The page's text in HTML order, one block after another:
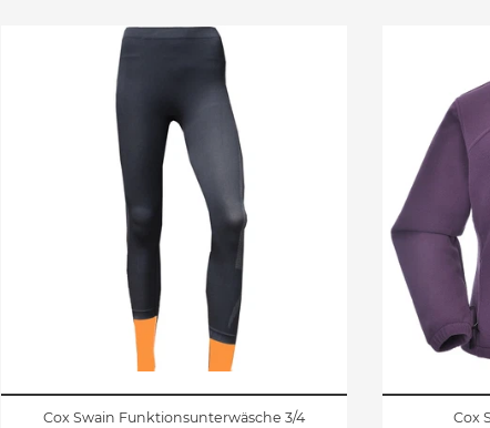
Cox Swain Funktionsunterwäsche 3/4
Cox